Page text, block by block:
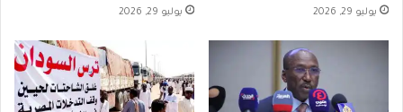
يوليو 29, 2026 يوليو 29, 2026